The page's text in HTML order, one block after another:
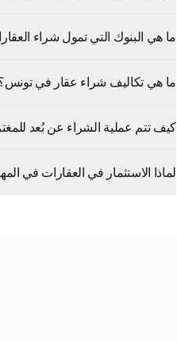
ما هي البنوك التي تمول شراء
ما هي تكاليف شراء عقار في
كيف تتم عملية الشراء عن بُعد
لماذا الاستثمار في العقارات في